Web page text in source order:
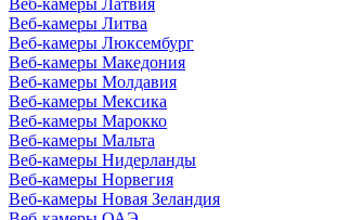
Веб-камеры Латвия
Веб-камеры Литва
Веб-камеры Люксембург
Веб-камеры Македония
Веб-камеры Молдавия
Веб-камеры Мексика
Веб-камеры Марокко
Веб-камеры Мальта
Веб-камеры Нидерланды
Веб-камеры Норвегия
Веб-камеры Новая Зеландия